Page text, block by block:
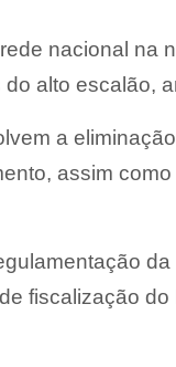
nacional na
alto escalão,
a
assim
fiscalização